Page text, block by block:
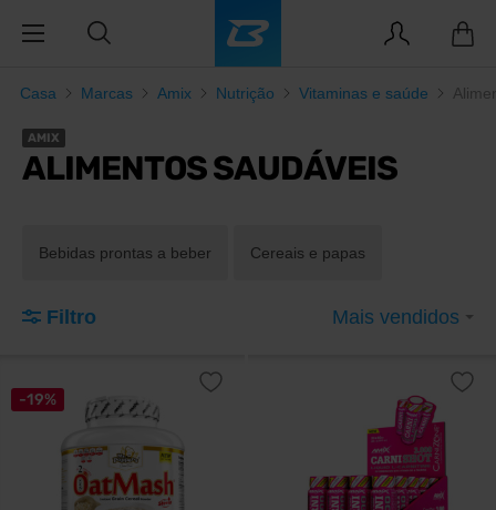
Casa Marcas Amix Nutrição Vitaminas e saúde
AMIX
ALIMENTOS SAUDÁVEIS
Bebidas prontas a beber Cereais e papas
Filtro Mais vendidos
-19%